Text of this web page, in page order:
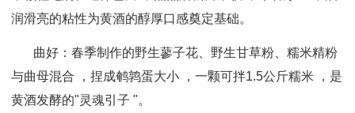
润滑亮的粘性为黄酒的醇厚口感奠定基础。
曲好：春季制作的野生蓼子花、野生甘草粉、糯米精粉
与曲母混合 ，捏成鹌鹑蛋大小 ，一颗可拌1.5公斤糯米 ，是
黄酒发酵的"灵魂引子 "。